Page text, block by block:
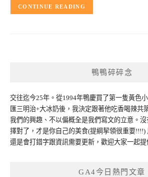
CONTINUE READING
鴨鴨碎碎念
交往迄今25年。從1994年鴨慶買了第一隻黃色
匯三明治+大冰奶後，我決定跟著他吃香喝辣共
我們的興趣、不以偏概全是我們寫文的立意。
擇對了，才是你自己的美食(提綱挈領很重要!!!!)
還是會打錯字跟資訊需要更新，歡迎大家一起
GA4今日熱門文章